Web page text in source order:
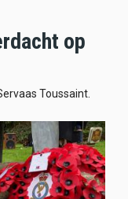
op
Toussaint.